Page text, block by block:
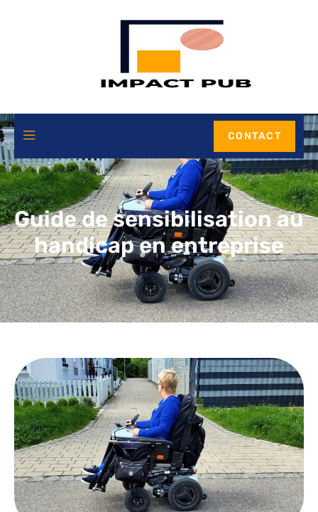
CONTACT
Guide de sensibilisation au
handicap en entreprise